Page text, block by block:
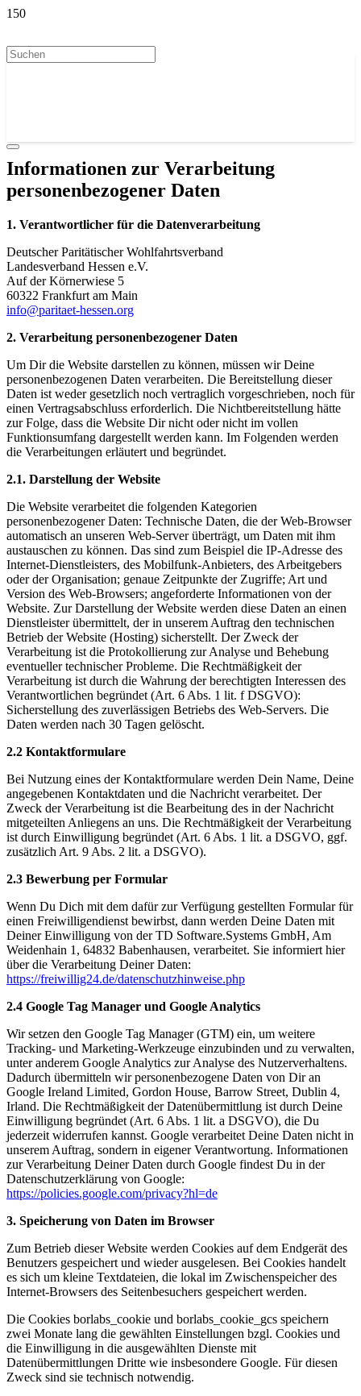
Informationen zur Verarbeitung
personenbezogener Daten
1. Verantwortlicher für die Datenverarbeitung
Deutscher Paritätischer Wohlfahrtsverband
Landesverband Hessen e.V.
Auf der Körnerwiese 5
60322 Frankfurt am Main
info@paritaet-hessen.org
2. Verarbeitung personenbezogener Daten
Um Dir die Website darstellen zu können, müssen wir Deine
personenbezogenen Daten verarbeiten. Die Bereitstellung dieser
Daten ist weder gesetzlich noch vertraglich vorgeschrieben, noch für
einen Vertragsabschluss erforderlich. Die Nichtbereitstellung hätte
zur Folge, dass die Website Dir nicht oder nicht im vollen
Funktionsumfang dargestellt werden kann. Im Folgenden werden
die Verarbeitungen erläutert und begründet.
2.1. Darstellung der Website
Die Website verarbeitet die folgenden Kategorien
personenbezogener Daten: Technische Daten, die der Web-Browser
automatisch an unseren Web-Server überträgt, um Daten mit ihm
austauschen zu können. Das sind zum Beispiel die IP-Adresse des
Internet-Dienstleisters, des Mobilfunk-Anbieters, des Arbeitgebers
oder der Organisation; genaue Zeitpunkte der Zugriffe; Art und
Version des Web-Browsers; angeforderte Informationen von der
Website. Zur Darstellung der Website werden diese Daten an einen
Dienstleister übermittelt, der in unserem Auftrag den technischen
Betrieb der Website (Hosting) sicherstellt. Der Zweck der
Verarbeitung ist die Protokollierung zur Analyse und Behebung
eventueller technischer Probleme. Die Rechtmäßigkeit der
Verarbeitung ist durch die Wahrung der berechtigten Interessen des
Verantwortlichen begründet (Art. 6 Abs. 1 lit. f DSGVO):
Sicherstellung des zuverlässigen Betriebs des Web-Servers. Die
Daten werden nach 30 Tagen gelöscht.
2.2 Kontaktformulare
Bei Nutzung eines der Kontaktformulare werden Dein Name, Deine
angegebenen Kontaktdaten und die Nachricht verarbeitet. Der
Zweck der Verarbeitung ist die Bearbeitung des in der Nachricht
mitgeteilten Anliegens an uns. Die Rechtmäßigkeit der Verarbeitung
ist durch Einwilligung begründet (Art. 6 Abs. 1 lit. a DSGVO, ggf.
zusätzlich Art. 9 Abs. 2 lit. a DSGVO).
2.3 Bewerbung per Formular
Wenn Du Dich mit dem dafür zur Verfügung gestellten Formular für
einen Freiwilligendienst bewirbst, dann werden Deine Daten mit
Deiner Einwilligung von der TD Software.Systems GmbH, Am
Weidenhain 1, 64832 Babenhausen, verarbeitet. Sie informiert hier
über die Verarbeitung Deiner Daten:
https://freiwillig24.de/datenschutzhinweise.php
2.4 Google Tag Manager und Google Analytics
Wir setzen den Google Tag Manager (GTM) ein, um weitere
Tracking- und Marketing-Werkzeuge einzubinden und zu verwalten,
unter anderem Google Analytics zur Analyse des Nutzerverhaltens.
Dadurch übermitteln wir personenbezogene Daten von Dir an
Google Ireland Limited, Gordon House, Barrow Street, Dublin 4,
Irland. Die Rechtmäßigkeit der Datenübermittlung ist durch Deine
Einwilligung begründet (Art. 6 Abs. 1 lit. a DSGVO), die Du
jederzeit widerrufen kannst. Google verarbeitet Deine Daten nicht in
unserem Auftrag, sondern in eigener Verantwortung. Informationen
zur Verarbeitung Deiner Daten durch Google findest Du in der
Datenschutzerklärung von Google:
https://policies.google.com/privacy?hl=de
3. Speicherung von Daten im Browser
Zum Betrieb dieser Website werden Cookies auf dem Endgerät des
Benutzers gespeichert und wieder ausgelesen. Bei Cookies handelt
es sich um kleine Textdateien, die lokal im Zwischenspeicher des
Internet-Browsers des Seitenbesuchers gespeichert werden.
Die Cookies borlabs_cookie und borlabs_cookie_gcs speichern
zwei Monate lang die gewählten Einstellungen bzgl. Cookies und
die Einwilligung in die ausgewählten Dienste mit
Datenübermittlungen Dritte wie insbesondere Google. Für diesen
Zweck sind sie technisch notwendig.